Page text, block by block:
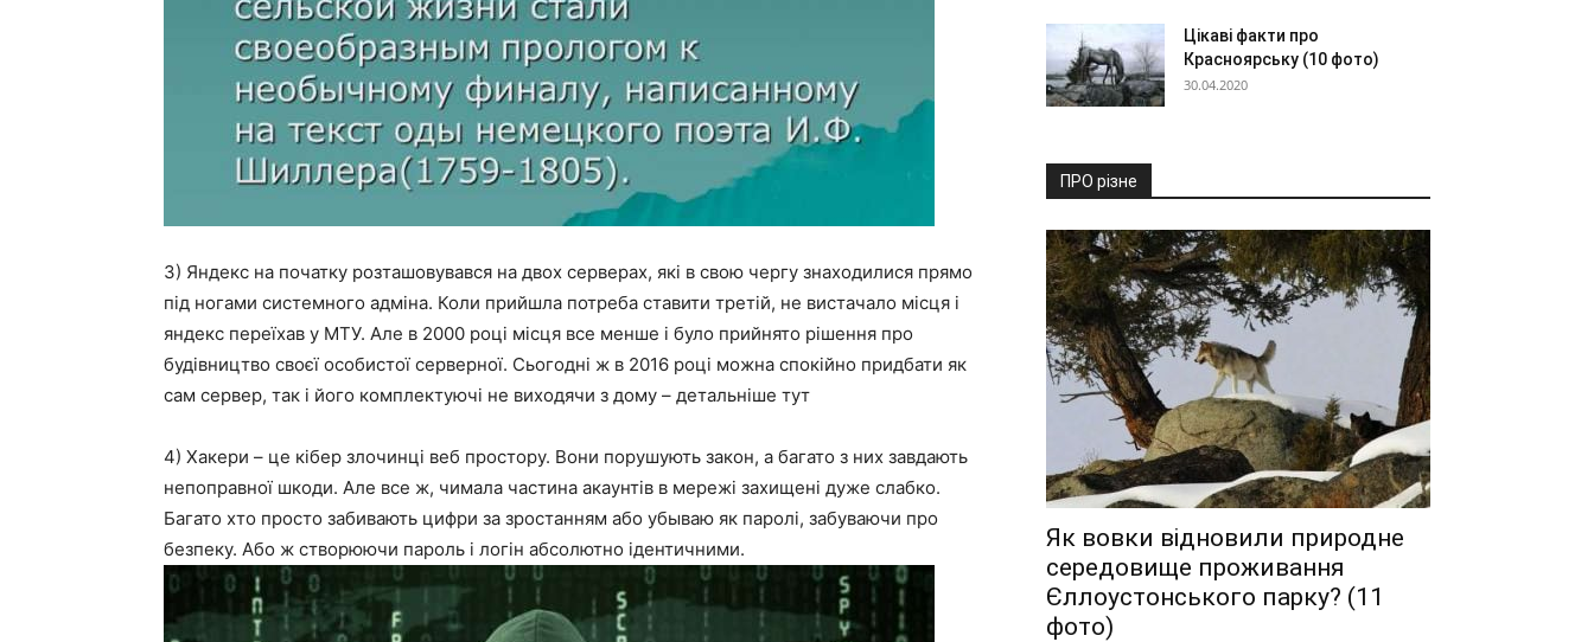
3) Яндекс на початку розташовувався на двох серверах, які в свою чергу знаходилися прямо
під ногами системного адміна. Коли прийшла потреба ставити третій, не вистачало місця і
яндекс переїхав у МТУ. Але в 2000 році місця все менше і було прийнято рішення про
будівництво своєї особистої серверної. Сьогодні ж в 2016 році можна спокійно придбати як
сам сервер, так і його комплектуючі не виходячи з дому – детальніше тут
4) Хакери – це кібер злочинці веб простору. Вони порушують закон, а багато з них завдають
непоправної шкоди. Але все ж, чимала частина акаунтів в мережі захищені дуже слабко.
Багато хто просто забивають цифри за зростанням або убываю як паролі, забуваючи про
безпеку. Або ж створюючи пароль і логін абсолютно ідентичними.
Цікаві факти про
Красноярську (10 фото)
30.04.2020
ПРО різне
Як вовки відновили природне
середовище проживання
Єллоустонського парку? (11
фото)